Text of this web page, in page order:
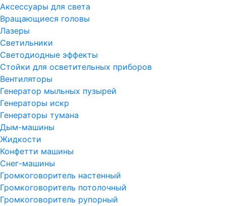
Аксессуары для света
Вращающиеся головы
Лазеры
Светильники
Светодиодные эффекты
Стойки для осветительных приборов
Вентиляторы
Генератор мыльных пузырей
Генераторы искр
Генераторы тумана
Дым-машины
Жидкости
Конфетти машины
Снег-машины
Громкоговоритель настенный
Громкоговоритель потолочный
Громкоговоритель рупорный